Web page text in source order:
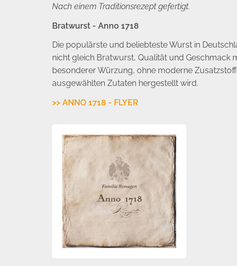
Nach einem Traditionsrezept gefertigt.
Bratwurst - Anno 1718
Die populärste und beliebteste Wurst in
nicht gleich Bratwurst, Qualität und Geschmack
besonderer Würzung, ohne moderne
ausgewählten Zutaten hergestellt wird.
>> ANNO 1718 - FLYER